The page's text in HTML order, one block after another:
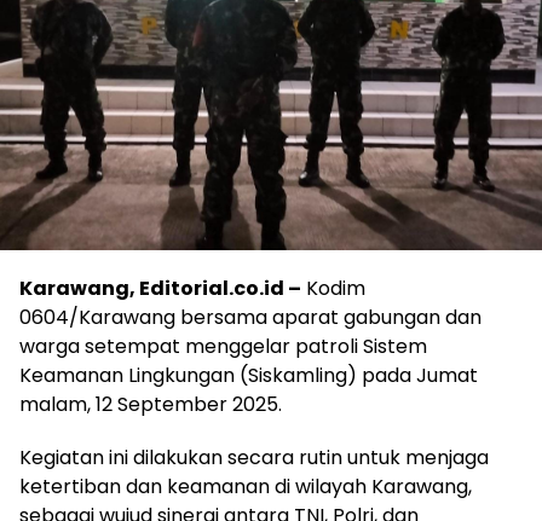
Karawang, Editorial.co.id – Kodim
0604/Karawang bersama aparat gabungan dan
warga setempat menggelar patroli Sistem
Keamanan Lingkungan (Siskamling) pada Jumat
malam, 12 September 2025.
Kegiatan ini dilakukan secara rutin untuk menjaga
ketertiban dan keamanan di wilayah Karawang,
sebagai wujud sinergi antara TNI, Polri, dan